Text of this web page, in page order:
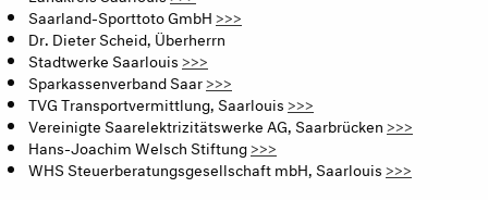
Saarland-Sporttoto GmbH>>>
Dr. Dieter Scheid, Überherrn
Stadtwerke Saarlouis>>>
Sparkassenverband Saar>>>
TVG Transportvermittlung, Saarlouis>>>
Vereinigte Saarelektrizitätswerke AG, Saarbrücken>>>
Hans-Joachim Welsch Stiftung>>>
WHS Steuerberatungsgesellschaft mbH, Saarlouis>>>